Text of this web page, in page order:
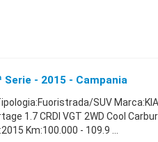
Serie - 2015 - Campania
SUV
1.7 CRDI VGT 2WD Cool
Km:100.000 - 109.9 ...